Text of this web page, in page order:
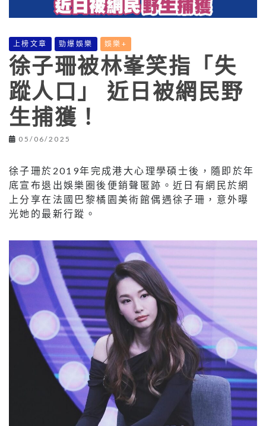
上榜文章 勁爆娛樂 娛樂+
徐子珊被林峯笑指「失
蹤人口」 近日被網民野
生捕獲！
05/06/2025
徐子珊於2019年完成港大心理學碩士後，隨即於年
底宣布退出娛樂圈後便銷聲匿跡。近日有網民於網
上分享在法國巴黎橘園美術館偶遇徐子珊，意外曝
光她的最新行蹤。